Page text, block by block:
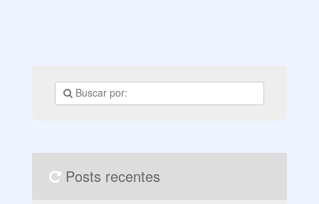
Posts recentes